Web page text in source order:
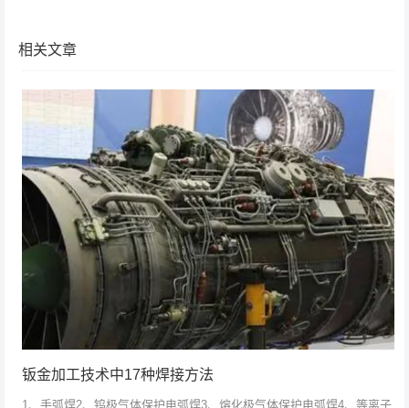
相关文章
钣金加工技术中17种焊接方法
1、手弧焊2、钨极气体保护电弧焊3、熔化极气体保护电弧焊4、等离子